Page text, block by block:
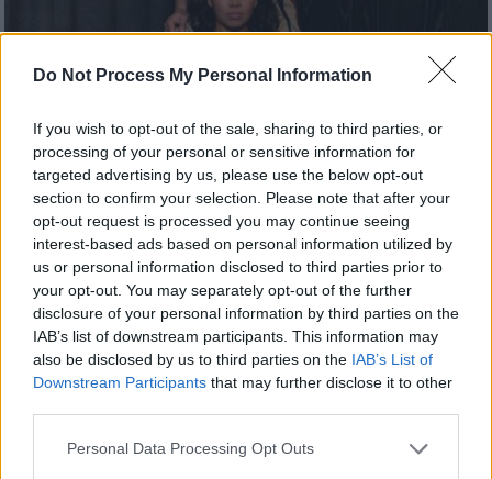
Do Not Process My Personal Information
If you wish to opt-out of the sale, sharing to third parties, or
processing of your personal or sensitive information for
targeted advertising by us, please use the below opt-out
section to confirm your selection. Please note that after your
opt-out request is processed you may continue seeing
interest-based ads based on personal information utilized by
us or personal information disclosed to third parties prior to
your opt-out. You may separately opt-out of the further
disclosure of your personal information by third parties on the
IAB’s list of downstream participants. This information may
also be disclosed by us to third parties on the IAB’s List of
Downstream Participants that may further disclose it to other
Please note that this website/app uses one or more Google
Personal Data Processing Opt Outs
BLUE: Η Idra Kayne και ο Θοδωρής
Οικονόμου σε μια μοναδική μουσική
συνάντηση στον Κήπο του Μεγάρου
Μουσικής
Μια μοναδική συναυλία που κανείς δεν
πρέπει να χάσει!